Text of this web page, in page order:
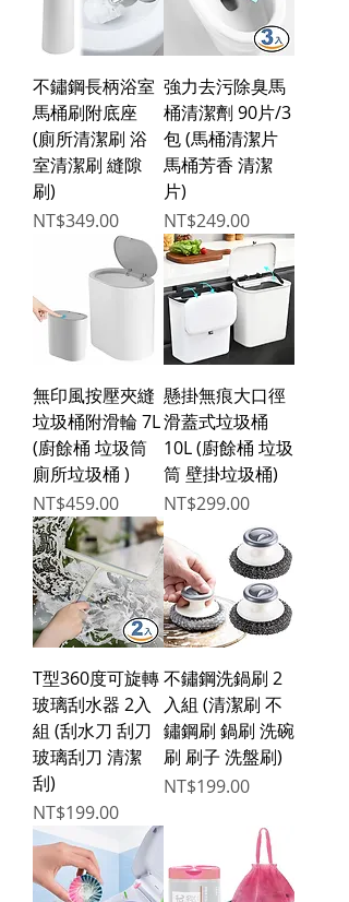
不鏽鋼長柄浴室
馬桶刷附底座
(廁所清潔刷 浴
室清潔刷 縫隙
刷)
Price
NT$349.00
強力去污除臭馬
桶清潔劑 90片/3
包 (馬桶清潔片
馬桶芳香 清潔
片)
Price
NT$249.00
無印風按壓夾縫
垃圾桶附滑輪 7L
(廚餘桶 垃圾筒
廁所垃圾桶 )
Price
NT$459.00
懸掛無痕大口徑
滑蓋式垃圾桶
10L (廚餘桶 垃圾
筒 壁掛垃圾桶)
Price
NT$299.00
T型360度可旋轉
玻璃刮水器 2入
組 (刮水刀 刮刀
玻璃刮刀 清潔
刮)
Price
NT$199.00
不鏽鋼洗鍋刷 2
入組 (清潔刷 不
鏽鋼刷 鍋刷 洗碗
刷 刷子 洗盤刷)
Price
NT$199.00